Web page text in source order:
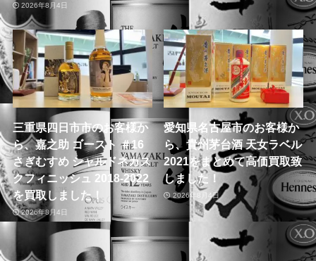
2026年8月4日
三重県四日市市のお客様か
ら、嘉之助 ゴースト ＃16
さぎむすめ シャルドネカス
クフィニッシュ 2018-2022
を買取しました！
2026年8月4日
愛知県名古屋市のお客様か
ら、貴州茅台酒 天女ラベル
2021をまとめて高価買取致
しました！
2026年8月4日